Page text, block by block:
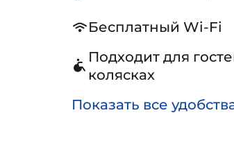
Бесплатный Wi-Fi
Подходит для
колясках
Показать все